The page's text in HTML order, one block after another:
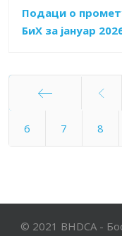
Подаци о
БиХ за јануар
6 7 8
© 2021 BHDCA -